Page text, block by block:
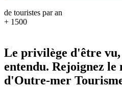
de touristes par an
+ 1500
Le privilège d'être
entendu. Rejoignez
d'Outre-mer